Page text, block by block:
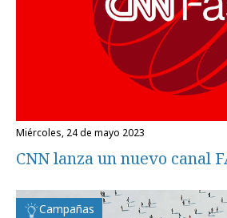
miércoles, 24 de mayo 2023
CNN lanza un nuevo canal
Campañas